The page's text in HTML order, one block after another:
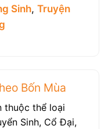
Sinh, Truyện
Bốn Mùa
thuộc thể loại
Sinh, Cổ Đại,